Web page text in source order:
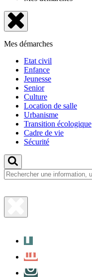
Fermer
le
menu
Mes démarches
Etat civil
Enfance
Jeunesse
Senior
Culture
Location de salle
Urbanisme
Transition écologique
Cadre de vie
Sécurité
Fermer